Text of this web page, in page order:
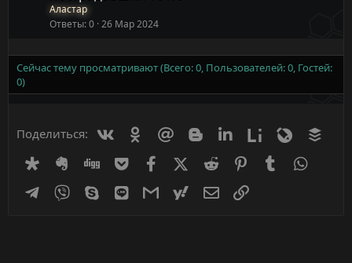
Аластар
Ответы 0 26 Мар 2024
Сейчас тему просматривают (Всего: 0, Пользователей: 0, Гостей:
0)
Поделиться: ВконтактеОдноклассники
Mail.ru BloggerLinkedinLiveinternet
Livejournal
DiasporaEvernoteDigg GetpocketFacebookX (Twitter)
Reddit PinterestTumblr
Telegram
Viber Skype Line GmailyahoomailЭлектронная почта